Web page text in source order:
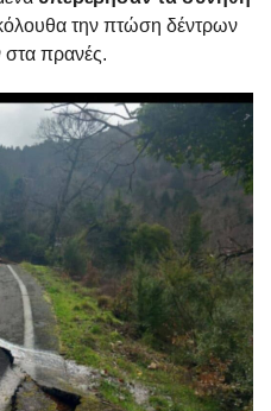
την πτώση δέντρων
πρανές.